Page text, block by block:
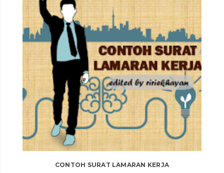
CONTOH SURAT LAMARAN KERJA